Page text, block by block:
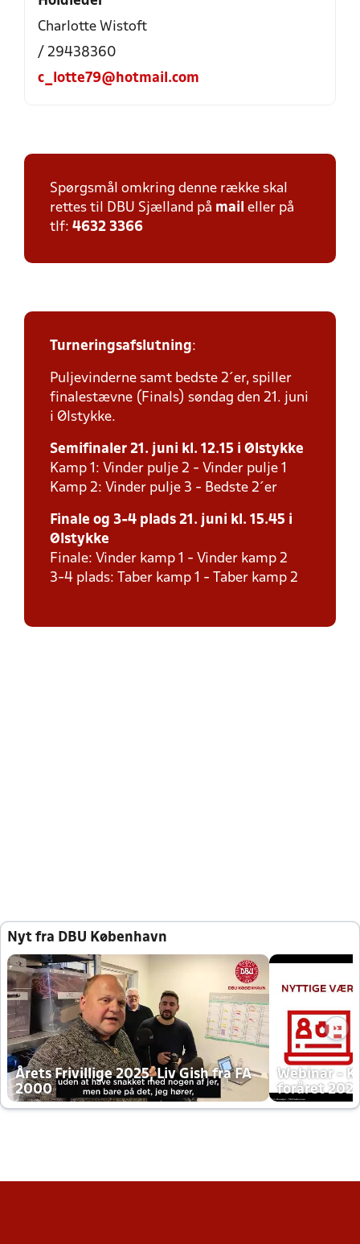
Charlotte Wistoft
/ 29438360
c_lotte79@hotmail.com
Spørgsmål omkring denne række skal
rettes til DBU Sjælland på mail eller på
tlf: 4632 3366
Turneringsafslutning:
Puljevinderne samt bedste 2´er, spiller
finalestævne (Finals) søndag den 21. juni
i Ølstykke.
Semifinaler 21. juni kl. 12.15 i Ølstykke
Kamp 1: Vinder pulje 2 - Vinder pulje 1
Kamp 2: Vinder pulje 3 - Bedste 2´er
Finale og 3-4 plads 21. juni kl. 15.45 i
Ølstykke
Finale: Vinder kamp 1 - Vinder kamp 2
3-4 plads: Taber kamp 1 - Taber kamp 2
Nyt fra DBU København
Årets Frivillige 2025, Liv Gish fra FA
2000
Webinar -
foråret